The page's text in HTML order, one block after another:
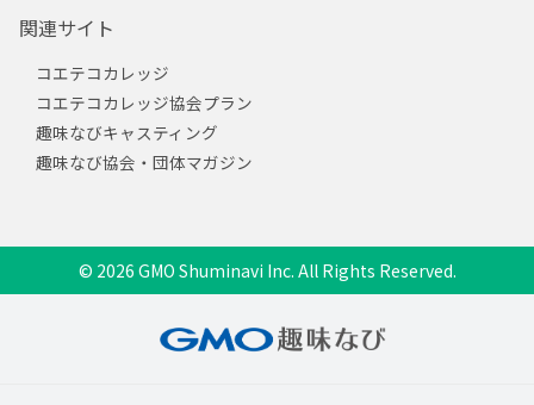
関連サイト
コエテコカレッジ
コエテコカレッジ協会プラン
趣味なびキャスティング
趣味なび協会・団体マガジン
© 2026 GMO Shuminavi Inc. All Rights Reserved.